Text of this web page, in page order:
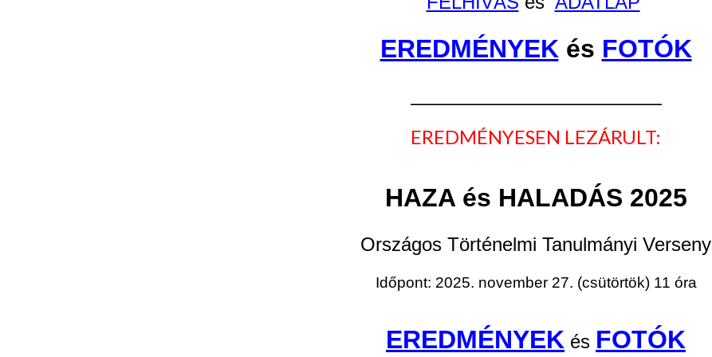
EREDMÉNYEK és FOTÓK
EREDMÉNYESEN LEZÁRULT:
HAZA és HALADÁS 2025
Országos Történelmi Tanulmányi Verseny
Időpont: 2025. november 27. (csütörtök) 11 óra
EREDMÉNYEK és FOTÓK